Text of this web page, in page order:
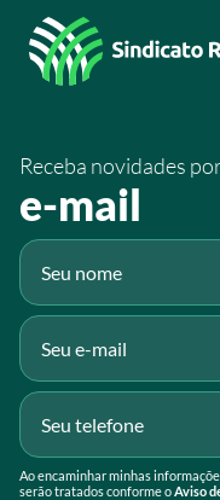
/sistemafaeg
/SistemaFaeg
Fluig
Receba novidades
e-mail
Ao encaminhar minhas
serão tratados conforme oAviso